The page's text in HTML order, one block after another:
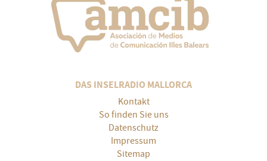
DAS INSELRADIO MALLORCA
Kontakt
So finden Sie uns
Datenschutz
Impressum
Sitemap